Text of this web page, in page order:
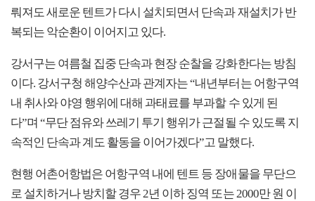
뤄져도 새로운 텐트가 다시 설치되면서 단속과 재설치가 반
복되는 악순환이 이어지고 있다.
강서구는 여름철 집중 단속과 현장 순찰을 강화한다는 방침
이다. 강서구청 해양수산과 관계자는 “내년부터는 어항구역
내 취사와 야영 행위에 대해 과태료를 부과할 수 있게 된
다”며 “무단 점유와 쓰레기 투기 행위가 근절될 수 있도록 지
속적인 단속과 계도 활동을 이어가겠다”고 말했다.
현행 어촌어항법은 어항구역 내에 텐트 등 장애물을 무단으
로 설치하거나 방치할 경우 2년 이하 징역 또는 2000만 원 이